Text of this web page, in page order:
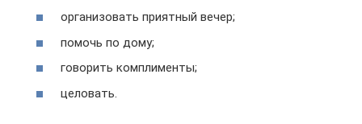
организовать приятный вечер;
помочь по дому;
говорить комплименты;
целовать.